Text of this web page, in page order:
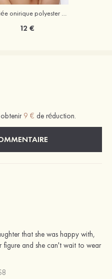
12 €
9 € de réduction.
that she was happy with,
and she can't wait to wear